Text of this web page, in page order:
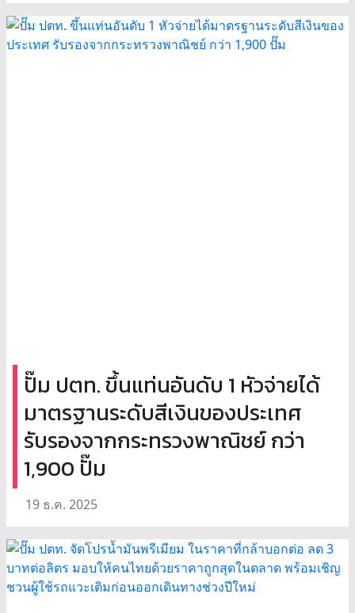
ปั๊ม ปตท. ขึ้นแท่นอันดับ 1 หัวจ่ายได้
มาตรฐานระดับสีเงินของประเทศ
รับรองจากกระทรวงพาณิชย์ กว่า
1,900 ปั๊ม
19 ธ.ค. 2025